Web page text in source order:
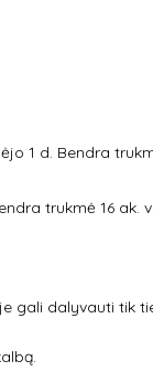
1 d. Bendra
trukmė 16 ak.
gali dalyvauti tik